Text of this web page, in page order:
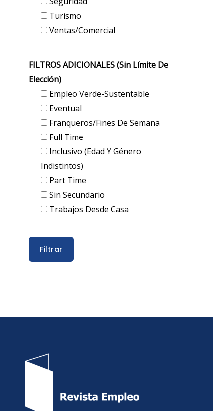
Turismo
Ventas/Comercial
FILTROS ADICIONALES (sin Límite De
Elección)
Empleo Verde-Sustentable
Eventual
Franqueros/Fines De Semana
Full Time
Inclusivo (edad Y Género
Indistintos)
Part Time
Sin Secundario
Trabajos Desde Casa